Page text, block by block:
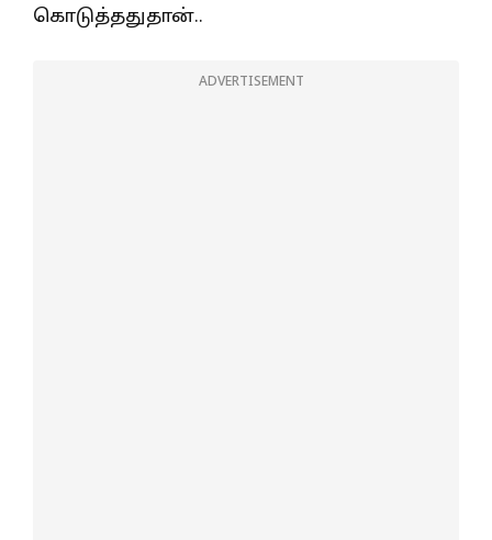
கொடுத்ததுதான்..
ADVERTISEMENT